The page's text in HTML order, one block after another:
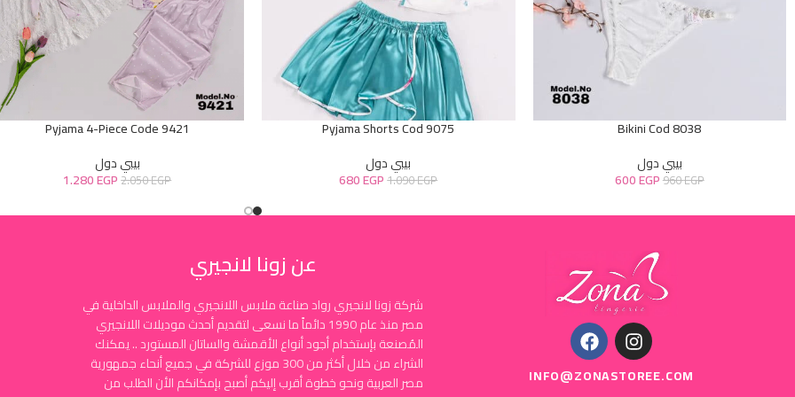
Bikini Cod 8038
بيبي دول
960EGP
600EGP
Pyjama Shorts Cod 9075
بيبي دول
1.090EGP
680EGP
Pyjama 4-Piece Code 9421
بيبي دول
2.050EGP
1.280EGP
INFO@ZONASTOREE.COM
عن زونا لانجيري
شركة زونا لانجيري رواد صناعة ملابس اللانجيري والملابس الداخلية في
مصر منذ عام 1990 دائماً ما نسعى لتقديم أحدث موديلات اللانجيري
المُصنعة بإستخدام أجود أنواع الأقمشة والساتان المستورد .. يمكنك
الشراء من خلال أكثر من 300 موزع للشركة في جميع أنحاء جمهورية
مصر العربية ونحو خطوة أقرب إليكم أصبح بإمكانكم الأن الطلب من